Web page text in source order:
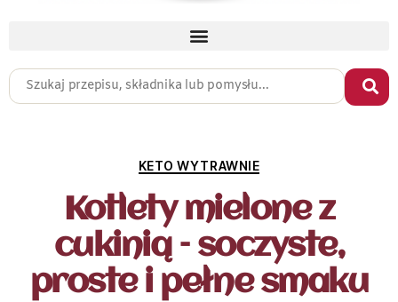
KETO WYTRAWNIE
Kotlety mielone z
cukinią – soczyste,
proste i pełne smaku